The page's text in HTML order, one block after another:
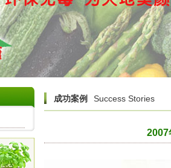
成功案例 Success Stories
2007